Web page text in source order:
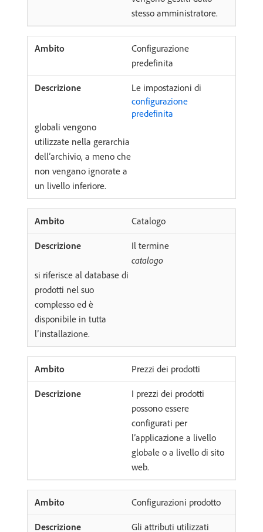
stesso amministratore.
Configurazione
predefinita
Le impostazioni di
configurazione
predefinita
globali vengono
utilizzate nella gerarchia
dell’archivio, a meno che
non vengano ignorate a
un livello inferiore.
Catalogo
Il termine
catalogo
si riferisce al database di
prodotti nel suo
complesso ed è
disponibile in tutta
l’installazione.
Prezzi dei prodotti
I prezzi dei prodotti
possono essere
configurati per
l’applicazione a livello
globale o a livello di sito
web.
Configurazioni prodotto
Gli attributi utilizzati